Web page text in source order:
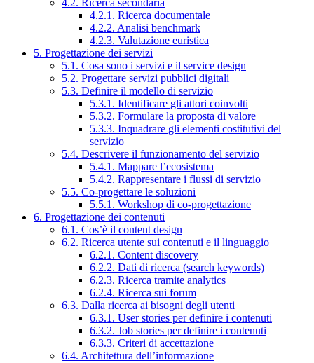
4.2. Ricerca secondaria
4.2.1. Ricerca documentale
4.2.2. Analisi benchmark
4.2.3. Valutazione euristica
5. Progettazione dei servizi
5.1. Cosa sono i servizi e il service design
5.2. Progettare servizi pubblici digitali
5.3. Definire il modello di servizio
5.3.1. Identificare gli attori coinvolti
5.3.2. Formulare la proposta di valore
5.3.3. Inquadrare gli elementi costitutivi del
servizio
5.4. Descrivere il funzionamento del servizio
5.4.1. Mappare l’ecosistema
5.4.2. Rappresentare i flussi di servizio
5.5. Co-progettare le soluzioni
5.5.1. Workshop di co-progettazione
6. Progettazione dei contenuti
6.1. Cos’è il content design
6.2. Ricerca utente sui contenuti e il linguaggio
6.2.1. Content discovery
6.2.2. Dati di ricerca (search keywords)
6.2.3. Ricerca tramite analytics
6.2.4. Ricerca sui forum
6.3. Dalla ricerca ai bisogni degli utenti
6.3.1. User stories per definire i contenuti
6.3.2. Job stories per definire i contenuti
6.3.3. Criteri di accettazione
6.4. Architettura dell’informazione